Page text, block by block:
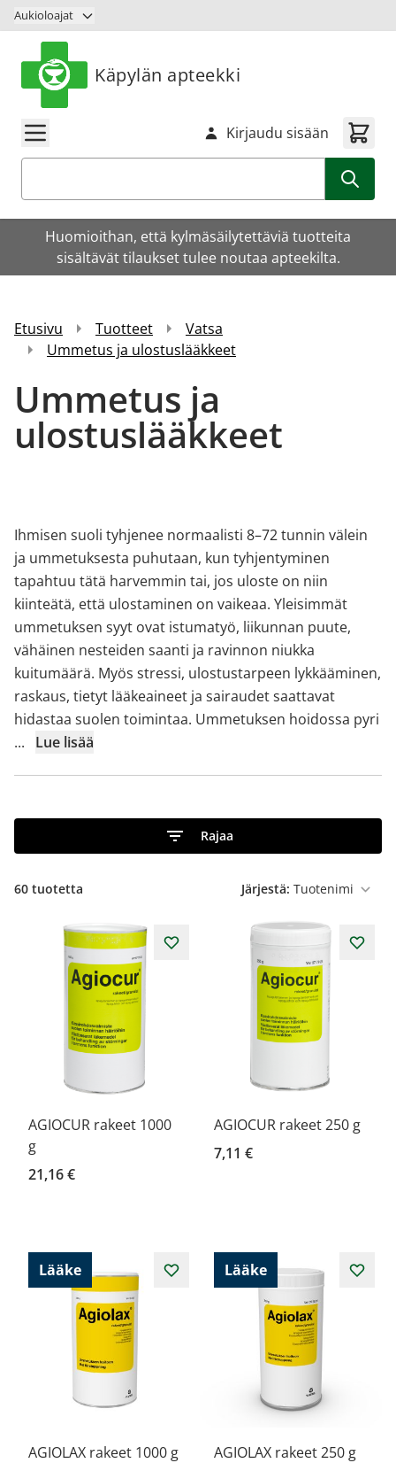
Siirry sisältöön
Aukioloajat
Käpylän apteekki
Kirjaudu sisään
Huomioithan, että kylmäsäilytettäviä tuotteita
sisältävät tilaukset tulee noutaa apteekilta.
Etusivu Tuotteet
Vatsa
Ummetus ja ulostuslääkkeet
Ummetus ja
ulostuslääkkeet
Ihmisen suoli tyhjenee normaalisti 8–72 tunnin välein
ja ummetuksesta puhutaan, kun tyhjentyminen
tapahtuu tätä harvemmin tai, jos uloste on niin
kiinteätä, että ulostaminen on vaikeaa. Yleisimmät
ummetuksen syyt ovat istumatyö, liikunnan puute,
vähäinen nesteiden saanti ja ravinnon niukka
kuitumäärä. Myös stressi, ulostustarpeen lykkääminen,
raskaus, tietyt lääkeaineet ja sairaudet saattavat
hidastaa suolen toimintaa. Ummetuksen hoidossa pyri
...
Lue lisää
Rajaa
60 tuotetta Järjestä:
AGIOCUR rakeet 1000
g
21,16 €
AGIOCUR rakeet 250 g
7,11 €
Lääke
AGIOLAX rakeet 1000 g
Lääke
AGIOLAX rakeet 250 g